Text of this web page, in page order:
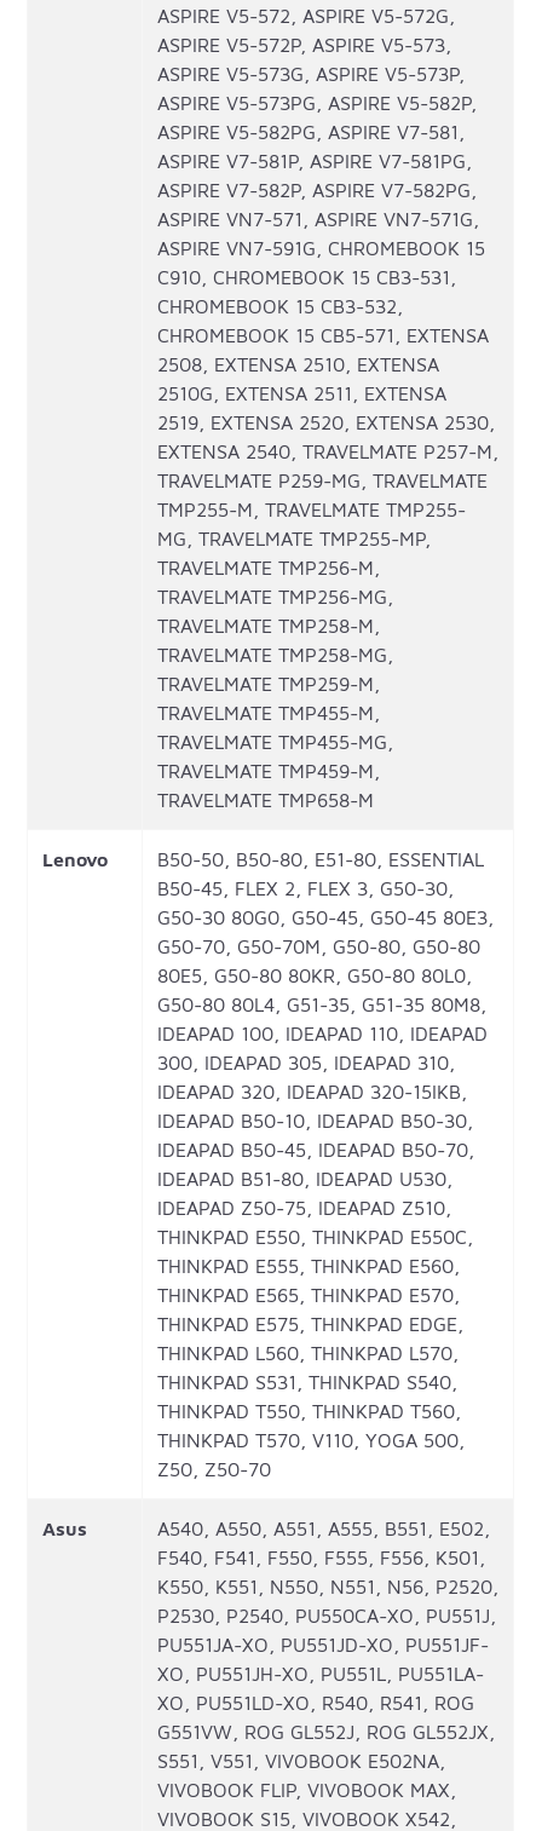
ASPIRE V5-572, ASPIRE V5-572G,
ASPIRE V5-572P, ASPIRE V5-573,
ASPIRE V5-573G, ASPIRE V5-573P,
ASPIRE V5-573PG, ASPIRE V5-582P,
ASPIRE V5-582PG, ASPIRE V7-581,
ASPIRE V7-581P, ASPIRE V7-581PG,
ASPIRE V7-582P, ASPIRE V7-582PG,
ASPIRE VN7-571, ASPIRE VN7-571G,
ASPIRE VN7-591G, CHROMEBOOK 15
C910, CHROMEBOOK 15 CB3-531,
CHROMEBOOK 15 CB3-532,
CHROMEBOOK 15 CB5-571, EXTENSA
2508, EXTENSA 2510, EXTENSA
2510G, EXTENSA 2511, EXTENSA
2519, EXTENSA 2520, EXTENSA 2530,
EXTENSA 2540, TRAVELMATE P257-M,
TRAVELMATE P259-MG, TRAVELMATE
TMP255-M, TRAVELMATE TMP255-
MG, TRAVELMATE TMP255-MP,
TRAVELMATE TMP256-M,
TRAVELMATE TMP256-MG,
TRAVELMATE TMP258-M,
TRAVELMATE TMP258-MG,
TRAVELMATE TMP259-M,
TRAVELMATE TMP455-M,
TRAVELMATE TMP455-MG,
TRAVELMATE TMP459-M,
TRAVELMATE TMP658-M
Lenovo
B50-50, B50-80, E51-80, ESSENTIAL
B50-45, FLEX 2, FLEX 3, G50-30,
G50-30 80G0, G50-45, G50-45 80E3,
G50-70, G50-70M, G50-80, G50-80
80E5, G50-80 80KR, G50-80 80L0,
G50-80 80L4, G51-35, G51-35 80M8,
IDEAPAD 100, IDEAPAD 110, IDEAPAD
300, IDEAPAD 305, IDEAPAD 310,
IDEAPAD 320, IDEAPAD 320-15IKB,
IDEAPAD B50-10, IDEAPAD B50-30,
IDEAPAD B50-45, IDEAPAD B50-70,
IDEAPAD B51-80, IDEAPAD U530,
IDEAPAD Z50-75, IDEAPAD Z510,
THINKPAD E550, THINKPAD E550C,
THINKPAD E555, THINKPAD E560,
THINKPAD E565, THINKPAD E570,
THINKPAD E575, THINKPAD EDGE,
THINKPAD L560, THINKPAD L570,
THINKPAD S531, THINKPAD S540,
THINKPAD T550, THINKPAD T560,
THINKPAD T570, V110, YOGA 500,
Z50, Z50-70
Asus
A540, A550, A551, A555, B551, E502,
F540, F541, F550, F555, F556, K501,
K550, K551, N550, N551, N56, P2520,
P2530, P2540, PU550CA-XO, PU551J,
PU551JA-XO, PU551JD-XO, PU551JF-
XO, PU551JH-XO, PU551L, PU551LA-
XO, PU551LD-XO, R540, R541, ROG
G551VW, ROG GL552J, ROG GL552JX,
S551, V551, VIVOBOOK E502NA,
VIVOBOOK FLIP, VIVOBOOK MAX,
VIVOBOOK S15, VIVOBOOK X542,